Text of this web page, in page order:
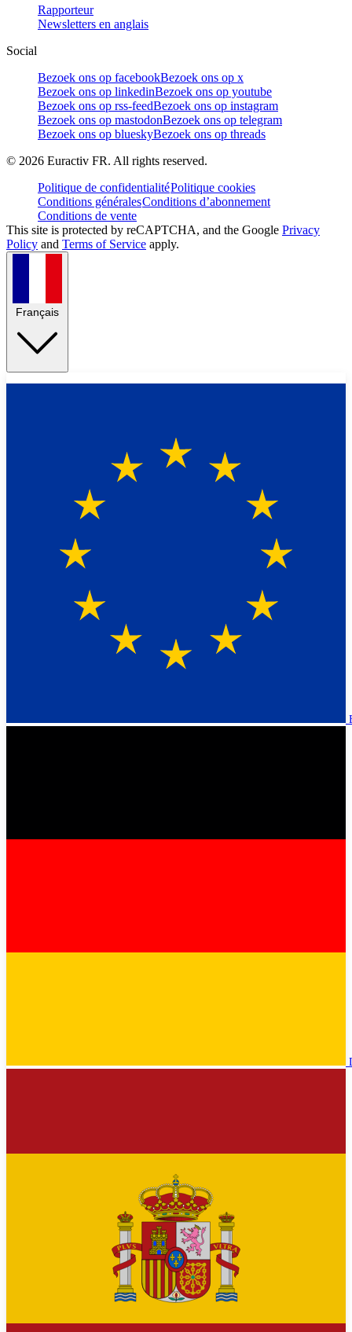
Rapporteur
Newsletters en anglais
Social
Bezoek ons op facebookBezoek ons op x
Bezoek ons op linkedinBezoek ons op youtube
Bezoek ons op rss-feedBezoek ons op instagram
Bezoek ons op mastodonBezoek ons op telegram
Bezoek ons op blueskyBezoek ons op threads
© 2026 Euractiv FR. All rights reserved.
Politique de confidentialitéPolitique cookies
Conditions généralesConditions d’abonnement
Conditions de vente
This site is protected by reCAPTCHA, and the Google Privacy
Policy and Terms of Service apply.
Français